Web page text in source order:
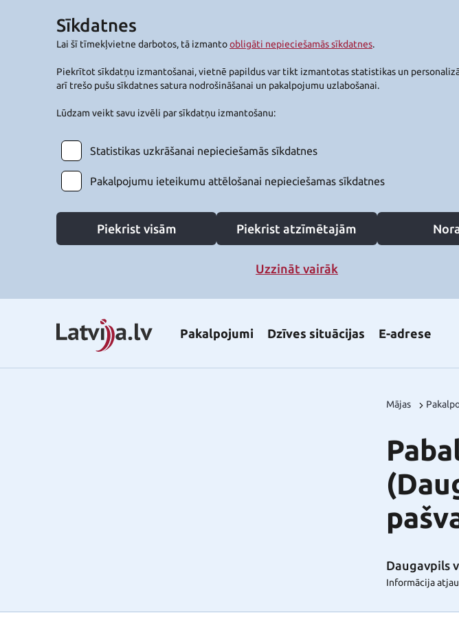
Sīkdatnes
Lai šī tīmekļvietne darbotos, tā izmantoobligāti nepieciešamās sīkdatnes.
Piekrītot sīkdatņu izmantošanai, vietnē papildus var tikt izmantotas statistikas un
arī trešo pušu sīkdatnes satura nodrošināšanai un pakalpojumu uzlabošanai.
Lūdzam veikt savu izvēli par sīkdatņu izmantošanu:
Statistikas uzkrāšanai nepieciešamās sīkdatnes
Pakalpojumu ieteikumu attēlošanai nepieciešamas sīkdatnes
Piekrist visām Piekrist atzīmētajām
Uzzināt vairāk
Pakalpojumi Dzīves situācijas E-adrese
Mājas
Daugavpils
Informācija